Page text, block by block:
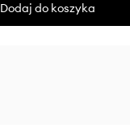
Dodaj do koszyka